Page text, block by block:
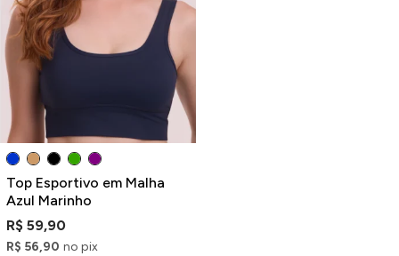
Top Esportivo em Malha
Azul Marinho
R$ 59,90
R$ 56,90 no pix